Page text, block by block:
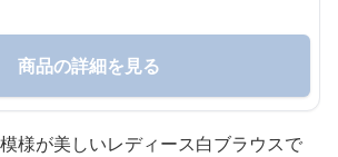
商品の詳細を見る
様が美しいレディース白ブラウスで